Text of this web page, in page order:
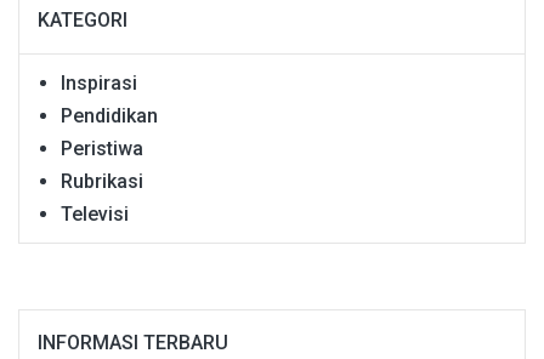
KATEGORI
Inspirasi
Pendidikan
Peristiwa
Rubrikasi
Televisi
INFORMASI TERBARU